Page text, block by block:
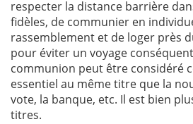
respecter la distance barrière
fidèles, de communier en
rassemblement et de loger près
pour éviter un voyage
communion peut être considéré
essentiel au même titre que la
vote, la banque, etc. Il est bien
titres.